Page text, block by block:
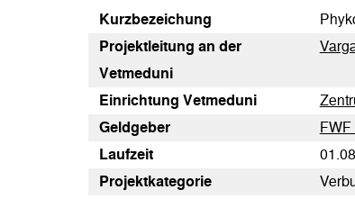
Kurz­bezeich­ung
Pro­jekt­lei­tung an der
Vetmeduni
Einrichtung Vetmeduni
Geldgeber
Laufzeit
Pro­jekt­kategorie